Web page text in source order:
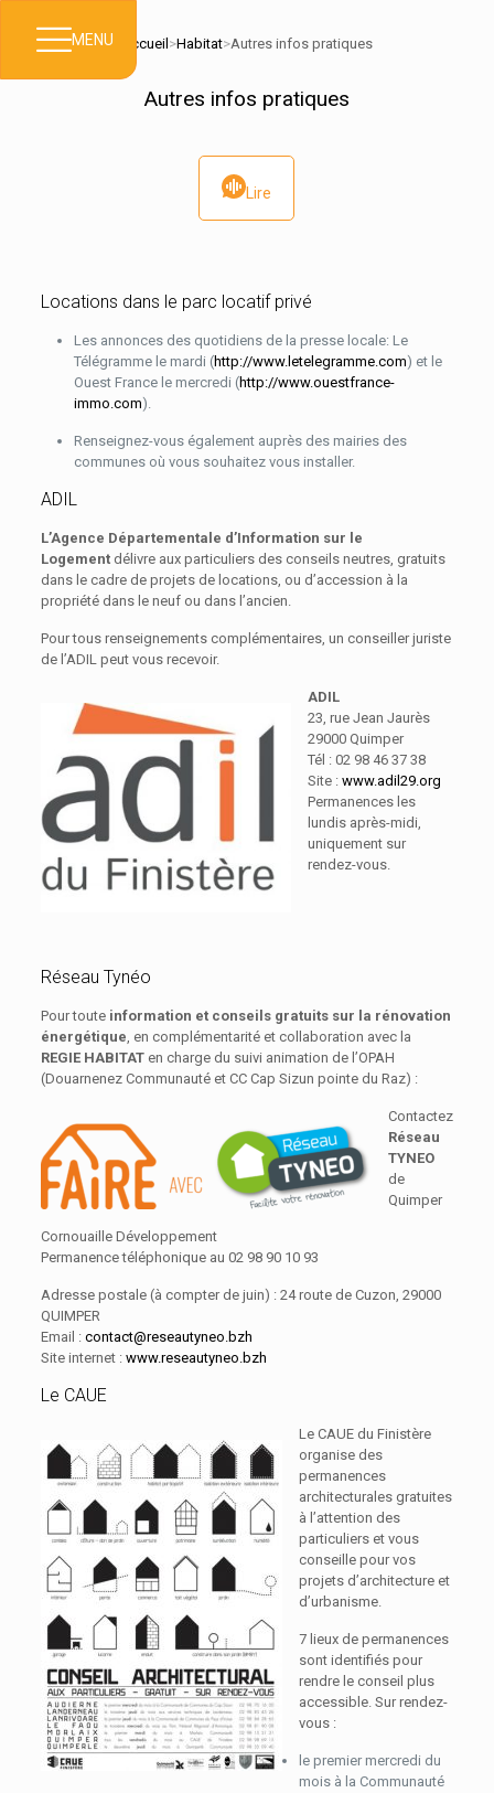
MENU Accueil >Habitat>Autres infos pratiques
Autres infos pratiques
Lire
Locations dans le parc locatif privé
Les annonces des quotidiens de la presse locale: Le
Télégramme le mardi (http://www.letelegramme.com) et le
Ouest France le mercredi (http://www.ouestfrance-
immo.com).
Renseignez-vous également auprès des mairies des
communes où vous souhaitez vous installer.
ADIL
L’Agence Départementale d’Information sur le
Logementdélivre aux particuliers des conseils neutres, gratuits
dans le cadre de projets de locations, ou d’accession à la
propriété dans le neuf ou dans l’ancien.
Pour tous renseignements complémentaires, un conseiller juriste
de l’ADIL peut vous recevoir.
ADIL
23, rue Jean Jaurès
29000 Quimper
Tél : 02 98 46 37 38
Site : www.adil29.org
Permanences les
lundis après-midi,
uniquement sur
rendez-vous.
Réseau Tynéo
Pour touteinformation et conseils gratuits sur la rénovation
énergétique, en complémentarité et collaboration avec la
REGIE HABITATen charge du suivi animation de l’OPAH
(Douarnenez Communauté et CC Cap Sizun pointe du Raz) :
Contactez
Réseau
TYNEO
de
Quimper
Cornouaille Développement
Permanence téléphonique au 02 98 90 10 93
Adresse postale (à compter de juin) : 24 route de Cuzon, 29000
QUIMPER
Email : contact@reseautyneo.bzh
Site internet : www.reseautyneo.bzh
Le CAUE
Le CAUE du Finistère
organise des
permanences
architecturales gratuites
à l’attention des
particuliers et vous
conseille pour vos
projets d’architecture et
d’urbanisme.
7 lieux de permanences
sont identifiés pour
rendre le conseil plus
accessible. Sur rendez-
vous :
le premier mercredi du
mois à la Communauté